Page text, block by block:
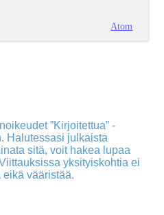
Atom
”Kirjoitettua” -
Halutessasi julkaista
sitä, voit hakea lupaa
yksityiskohtia ei
vääristää.